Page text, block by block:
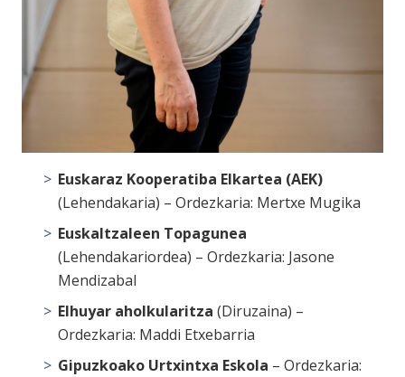
Euskaraz Kooperatiba Elkartea (AEK)
(Lehendakaria) – Ordezkaria: Mertxe Mugika
Euskaltzaleen Topagunea
(Lehendakariordea) – Ordezkaria: Jasone
Mendizabal
Elhuyar aholkularitza (Diruzaina) –
Ordezkaria: Maddi Etxebarria
Gipuzkoako Urtxintxa Eskola – Ordezkaria: